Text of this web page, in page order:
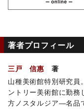
著者プロフィール
三戸 信惠 著
山種美術館特別研究
ントリー美術館に勤
方ノスタルジア―名品